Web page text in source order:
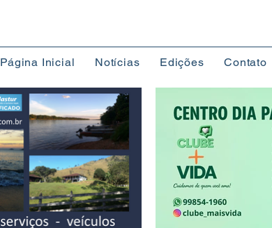
Página Inicial Notícias Edições Contato